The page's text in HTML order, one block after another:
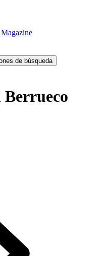
Magazine
de búsqueda
Berrueco